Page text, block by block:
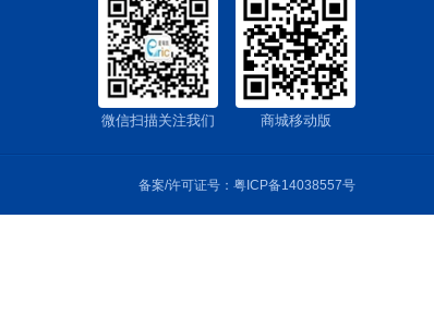
微信扫描关注我们 商城移动版
备案/许可证号： 粤ICP备14038557号